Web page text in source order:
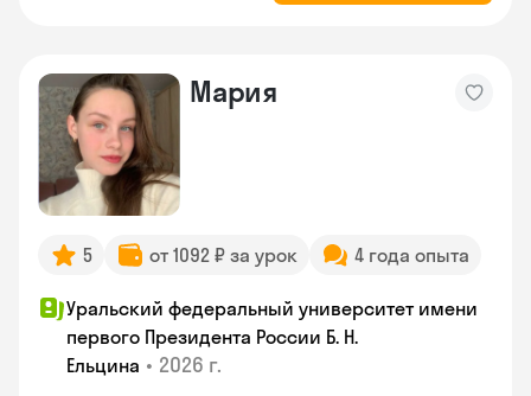
Мария
5 от 1092 ₽ за урок 4 года опыта
Уральский федеральный университет имени
первого Президента России Б. Н.
Ельцина • 2026 г.